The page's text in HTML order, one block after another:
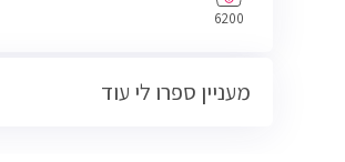
6200
מעניין ספרו לי עוד